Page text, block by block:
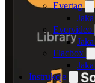
Evertag
Evervideo
Flacbox
Instrukcje